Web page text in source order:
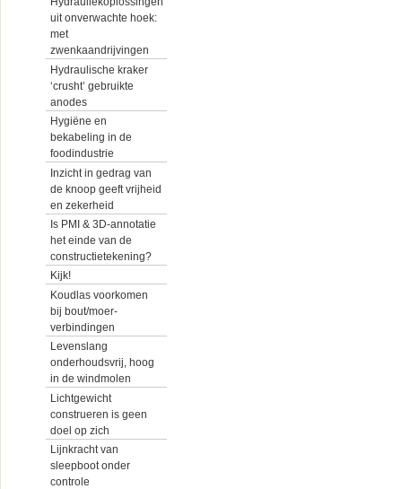
uit onverwachte hoek:
met
zwenkaandrijvingen
Hydraulische kraker
‘crusht’ gebruikte
anodes
Hygiëne en
bekabeling in de
foodindustrie
Inzicht in gedrag van
de knoop geeft vrijheid
en zekerheid
Is PMI & 3D-annotatie
het einde van de
constructietekening?
Kijk!
Koudlas voorkomen
bij bout/moer-
verbindingen
Levenslang
onderhoudsvrij, hoog
in de windmolen
Lichtgewicht
construeren is geen
doel op zich
Lijnkracht van
sleepboot onder
controle